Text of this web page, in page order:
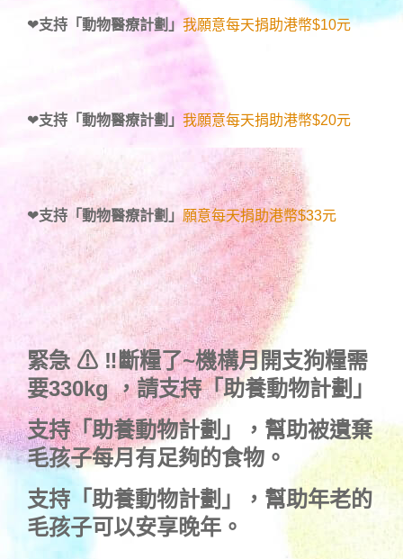
❤支持「動物醫療計劃」 我願意每天捐助港幣$10元
❤支持「動物醫療計劃」 我願意每天捐助港幣$20元
❤支持「動物醫療計劃」 願意每天捐助港幣$33元
緊急 ⚠ ‼斷糧了~機構月開支狗糧需
要330kg ，請支持「助養動物計劃」
支持「助養動物計劃」
，幫助被遺棄
毛孩子每月有足夠的食物。
支持 「助養動物計劃」
，幫助年老的
毛孩子可以安享晚年。